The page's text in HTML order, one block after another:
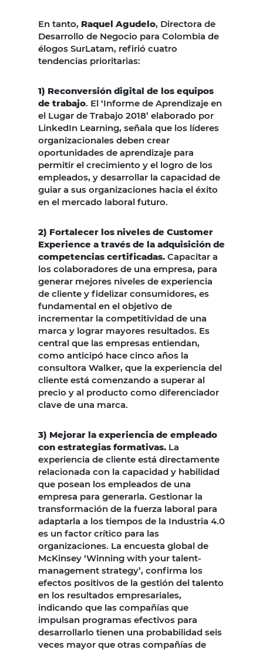
En tanto, Raquel Agudelo, Directora de
Desarrollo de Negocio para Colombia de
élogos SurLatam, refirió cuatro
tendencias prioritarias:
1) Reconversión digital de los equipos
de trabajo. El ‘Informe de Aprendizaje en
el Lugar de Trabajo 2018’ elaborado por
LinkedIn Learning, señala que los líderes
organizacionales deben crear
oportunidades de aprendizaje para
permitir el crecimiento y el logro de los
empleados, y desarrollar la capacidad de
guiar a sus organizaciones hacia el éxito
en el mercado laboral futuro.
2) Fortalecer los niveles de Customer
Experience a través de la adquisición de
competencias certificadas. Capacitar a
los colaboradores de una empresa, para
generar mejores niveles de experiencia
de cliente y fidelizar consumidores, es
fundamental en el objetivo de
incrementar la competitividad de una
marca y lograr mayores resultados. Es
central que las empresas entiendan,
como anticipó hace cinco años la
consultora Walker, que la experiencia del
cliente está comenzando a superar al
precio y al producto como diferenciador
clave de una marca.
3) Mejorar la experiencia de empleado
con estrategias formativas. La
experiencia de cliente está directamente
relacionada con la capacidad y habilidad
que posean los empleados de una
empresa para generarla. Gestionar la
transformación de la fuerza laboral para
adaptarla a los tiempos de la Industria 4.0
es un factor crítico para las
organizaciones. La encuesta global de
McKinsey ‘Winning with your talent-
management strategy’, confirma los
efectos positivos de la gestión del talento
en los resultados empresariales,
indicando que las compañías que
impulsan programas efectivos para
desarrollarlo tienen una probabilidad seis
veces mayor que otras compañías de